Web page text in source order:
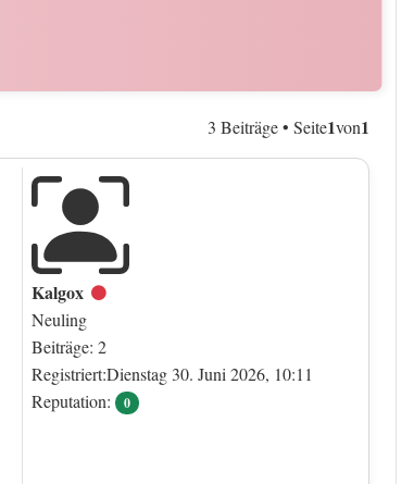
3 Beiträge • Seite1von1
Kalgox Offline
Neuling
Beiträge: 2
Registriert:Dienstag 30. Juni 2026, 10:11
Reputation:
0